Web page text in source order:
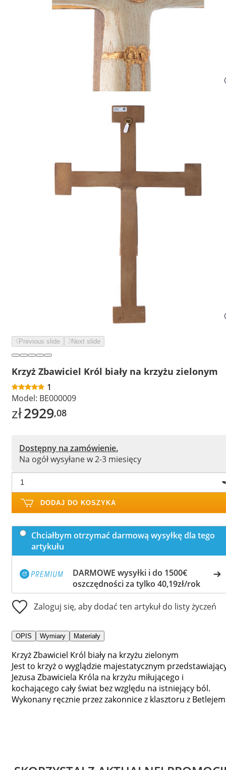
Previous slide Next slide
Krzyż Zbawiciel Król biały na krzyżu zielonym
1
Model: BE000009
zł2929,08
Dostępny na zamówienie.
Na ogół wysyłane w 2-3 miesięcy
DODAJ DO KOSZYKA
Chciałbym otrzymać darmową wysyłkę dla tego
artykułu
DARMOWE wysyłki i do 1500€
oszczędności za tylko 40,19zł/rok
Zaloguj się, aby dodać ten artykuł do listy życzeń
OPIS Wymiary Materiały
Krzyż Zbawiciel Król biały na krzyżu zielonym
Jest to krzyż o wyglądzie majestatycznym
Jezusa Zbawiciela Króla na krzyżu miłującego i
kochającego cały świat bez względu na istniejący ból.
Wykonany ręcznie przez zakonnice z klasztoru z